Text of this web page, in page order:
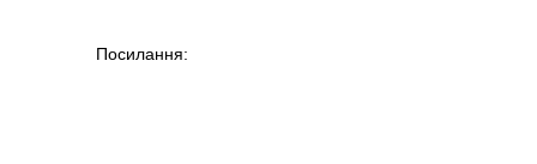
Посилання: